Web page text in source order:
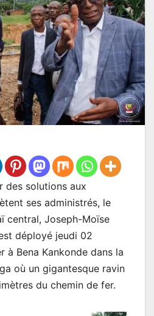
des solutions aux
ses administrés, le
central, Joseph-Moïse
déployé jeudi 02
à Bena Kankonde dans la
où un gigantesque ravin
du chemin de fer.